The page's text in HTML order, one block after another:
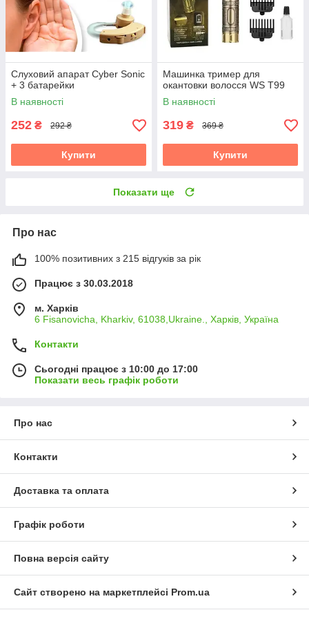
Слуховий апарат Cyber Sonic
+ 3 батарейки
В наявності
252 ₴ 292 ₴
Купити
Машинка тример для
окантовки волосся WS T99
В наявності
319 ₴ 369 ₴
Купити
Показати ще
Про нас
100% позитивних з 215 відгуків за рік
Працює з 30.03.2018
м. Харків
6 Fisanovicha, Kharkiv, 61038,Ukraine., Харків, Україна
Контакти
Сьогодні працює з 10:00 до 17:00
Показати весь графік роботи
Про нас
Контакти
Доставка та оплата
Графік роботи
Повна версія сайту
Сайт створено на маркетплейсі Prom.ua